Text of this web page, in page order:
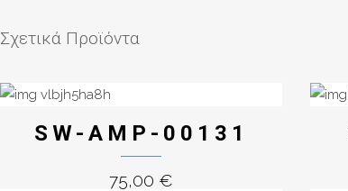
Σχετικά Προϊόντα
SW-AMP-00131
75,00 €